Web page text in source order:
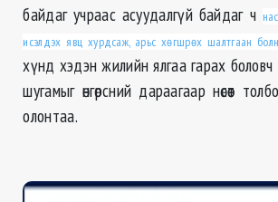
байдаг учраас асуудалгүй байдаг ч
исэлдэх явц хурдсаж, арьс хөгшрөх шалтгаан
хүнд хэдэн жилийн ялгаа гарах
шугамыг өнгөрсний дараагаар нөсөөт
олонтаа.